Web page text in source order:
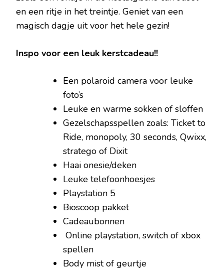
en een ritje in het treintje. Geniet van een
magisch dagje uit voor het hele gezin!
Inspo voor een leuk kerstcadeau!!
Een polaroid camera voor leuke
foto’s
Leuke en warme sokken of sloffen
Gezelschapsspellen zoals: Ticket to
Ride, monopoly, 30 seconds, Qwixx,
stratego of Dixit
Haai onesie/deken
Leuke telefoonhoesjes
Playstation 5
Bioscoop pakket
Cadeaubonnen
Online playstation, switch of xbox
spellen
Body mist of geurtje